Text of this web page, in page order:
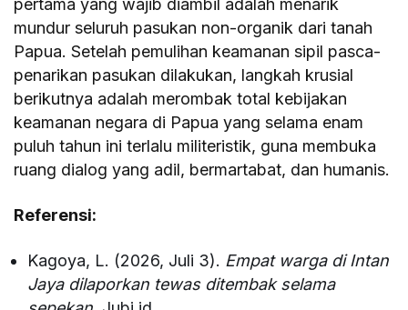
mundur seluruh pasukan non-organik dari tanah
Papua. Setelah pemulihan keamanan sipil pasca-
penarikan pasukan dilakukan, langkah krusial
berikutnya adalah merombak total kebijakan
keamanan negara di Papua yang selama enam
puluh tahun ini terlalu militeristik, guna membuka
ruang dialog yang adil, bermartabat, dan humanis.
Referensi:
Kagoya, L. (2026, Juli 3). Empat warga di Intan
Jaya dilaporkan tewas ditembak selama